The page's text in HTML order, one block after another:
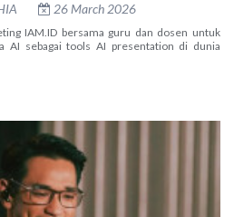
26 March 2026
IAM.ID bersama guru dan dosen untuk
AI sebagai tools AI presentation di dunia